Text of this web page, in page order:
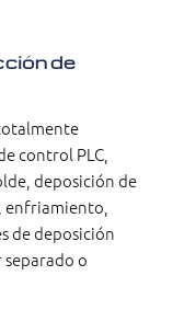
de
control PLC,
deposición de
enfriamiento,
de deposición
o